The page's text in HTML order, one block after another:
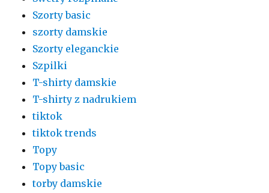
Szorty basic
szorty damskie
Szorty eleganckie
Szpilki
T-shirty damskie
T-shirty z nadrukiem
tiktok
tiktok trends
Topy
Topy basic
torby damskie